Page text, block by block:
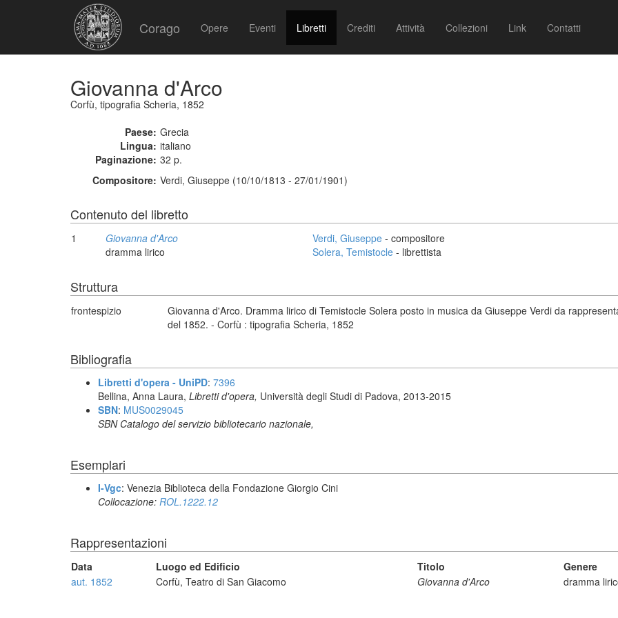
Corago Opere Eventi Libretti Crediti Attività Collezioni Link Contatti
Giovanna d'Arco
Corfù, tipografia Scheria, 1852
Paese: Grecia
Lingua: italiano
Paginazione: 32 p.
Compositore: Verdi, Giuseppe (10/10/1813 - 27/01/1901)
Contenuto del libretto
1
Giovanna d'Arco
dramma lirico
Verdi, Giuseppe - compositore
Solera, Temistocle - librettista
Struttura
frontespizio
Giovanna d'Arco. Dramma lirico di Temistocle Solera posto in musica da Giuseppe Verdi da
del 1852. - Corfù : tipografia Scheria, 1852
Bibliografia
Libretti d'opera - UniPD: 7396
Bellina, Anna Laura, Libretti d'opera, Università degli Studi di Padova, 2013-2015
SBN: MUS0029045
SBN Catalogo del servizio bibliotecario nazionale,
Esemplari
I-Vgc: Venezia Biblioteca della Fondazione Giorgio Cini
Collocazione: ROL.1222.12
Rappresentazioni
Data Luogo ed Edificio Titolo Genere
aut. 1852
Corfù, Teatro di San Giacomo Giovanna d'Arco dramma